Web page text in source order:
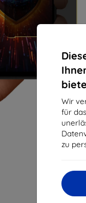
Wir
für
zu